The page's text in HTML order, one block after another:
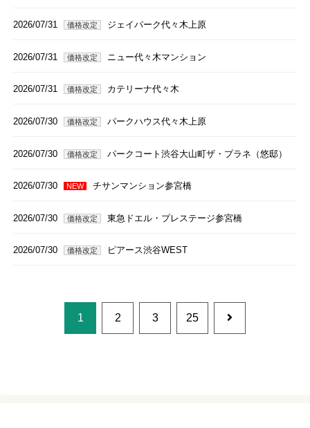
2026/07/31 価格改定 ジェイパーク代々木上原
2026/07/31 価格改定 ニュー代々木マンション
2026/07/31 価格改定 カテリーナ代々木
2026/07/30 価格改定 パークハウス代々木上原
2026/07/30 価格改定 パークコート渋谷大山町ザ・プラネ（悠邸）
2026/07/30 NEW チサンマンション参宮橋
2026/07/30 価格改定 東急ドエル・プレステージ参宮橋
2026/07/30 価格改定 ピアース渋谷WEST
1 2 3 25